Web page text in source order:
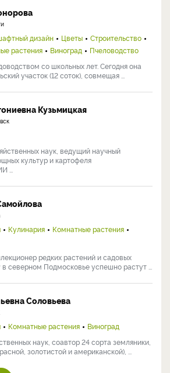
дизайн Цветы
Строительство
растения Виноград
Пчеловодство
со школьных лет. Сегодня она
участок (12 соток), совмещая ...
Кузьмицкая
наук, ведущий научный
культур и картофеля
...
Кулинария
Комнатные растения
редких растений и садовых
северном Подмосковье успешно растут ...
Соловьева
Комнатные растения
Виноград
наук, соавтор 24 сорта земляники,
золотистой и американской), ...